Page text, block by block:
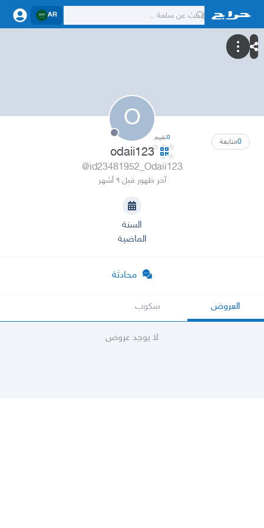
AR
O
0متابعة 0تقييم
odaii123
@id23481952_Odaii123
آخر ظهور قبل ٩ أشهر
السنة
الماضية
محادثة
العروض سكوب
لا يوجد عروض